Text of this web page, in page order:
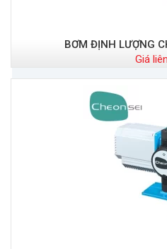
BƠM ĐỊNH LƯỢNG
Giá